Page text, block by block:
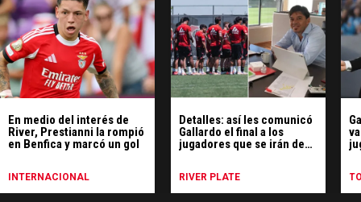
En medio del interés de
River, Prestianni la rompió
en Benfica y marcó un gol
INTERNACIONAL
Detalles: así les comunicó
Gallardo el final a los
jugadores que se irán de
RIVER PLATE